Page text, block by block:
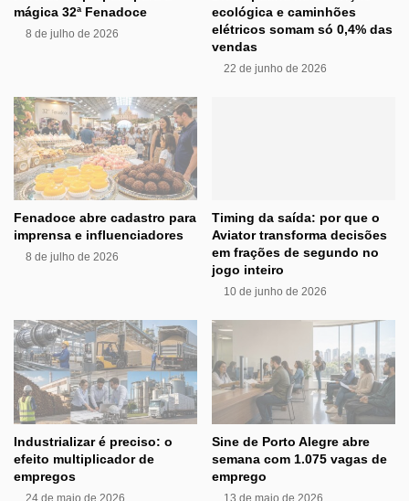
mágica 32ª Fenadoce
8 de julho de 2026
ecológica e caminhões
elétricos somam só 0,4% das
vendas
22 de junho de 2026
Fenadoce abre cadastro para
imprensa e influenciadores
8 de julho de 2026
Timing da saída: por que o
Aviator transforma decisões
em frações de segundo no
jogo inteiro
10 de junho de 2026
Industrializar é preciso: o
efeito multiplicador de
empregos
24 de maio de 2026
Sine de Porto Alegre abre
semana com 1.075 vagas de
emprego
13 de maio de 2026